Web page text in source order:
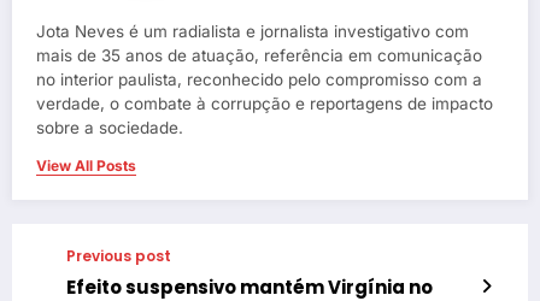
Jota Neves é um radialista e jornalista investigativo com
mais de 35 anos de atuação, referência em comunicação
no interior paulista, reconhecido pelo compromisso com a
verdade, o combate à corrupção e reportagens de impacto
sobre a sociedade.
View All Posts
Previous post
Efeito suspensivo mantém Virgínia no